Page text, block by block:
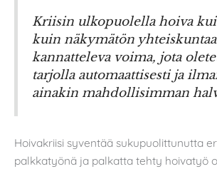
Kriisin ulkopuolella hoiva
kuin näkymätön yhteiskuntaa
kannatteleva voima, jota
tarjolla automaattisesti ja
ainakin mahdollisimman
Hoivakriisi syventää sukupuolittunutta
palkkatyönä ja palkatta tehty hoivatyö